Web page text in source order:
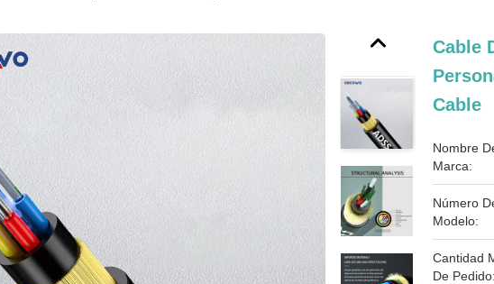
Cable
Cable
Nombre
Marca:
Número
Modelo:
Cantidad
De Pedido: